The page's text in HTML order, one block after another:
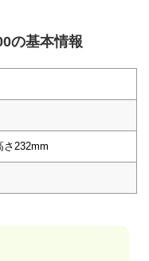
の基本情報
さ232mm